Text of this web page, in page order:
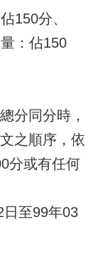
150分、
：佔150
分同分時，
之順序，依
分或有任何
至99年03